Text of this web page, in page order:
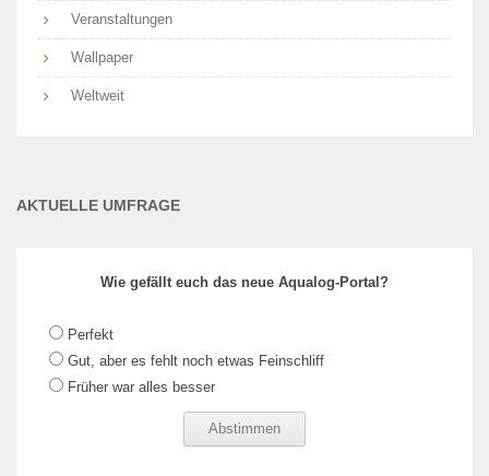
Veranstaltungen
Wallpaper
Weltweit
AKTUELLE UMFRAGE
Wie gefällt euch das neue Aqualog-Portal?
Perfekt
Gut, aber es fehlt noch etwas Feinschliff
Früher war alles besser